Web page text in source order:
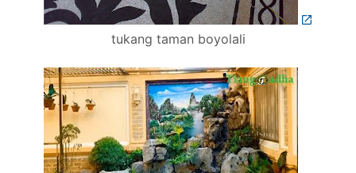
tukang taman boyolali